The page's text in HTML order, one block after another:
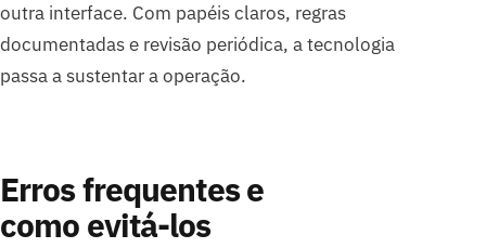
outra interface. Com papéis claros, regras
documentadas e revisão periódica, a tecnologia
passa a sustentar a operação.
Erros frequentes e
como evitá-los